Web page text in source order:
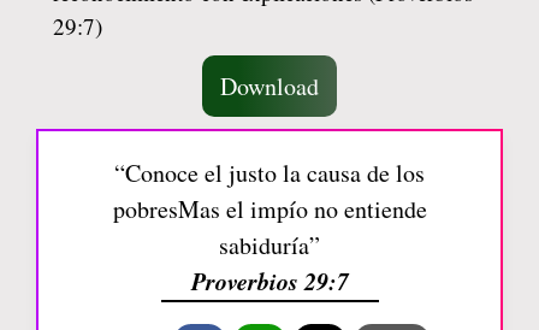
Download
“Conoce el justo la causa de los
pobresMas el impío no entiende
sabiduría”
Proverbios 29:7